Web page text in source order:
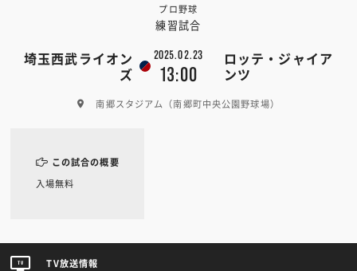
プロ野球
練習試合
埼玉西武ライオン
ズ
2025.02.23
13:00
ロッテ・ジャイア
ンツ
南郷スタジアム（南郷町中央公園野球場）
この試合の概要
入場無料
TV放送情報